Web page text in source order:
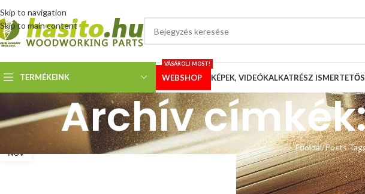
Skip to navigation
Skip to main content
TERMÉKEINK WEBSHOP
VÁSÁROLJ MOST!
KÉPEK, VIDEÓKALKATRÉSZ ISMERTETŐ
Archív
Főoldal Posts
NOV